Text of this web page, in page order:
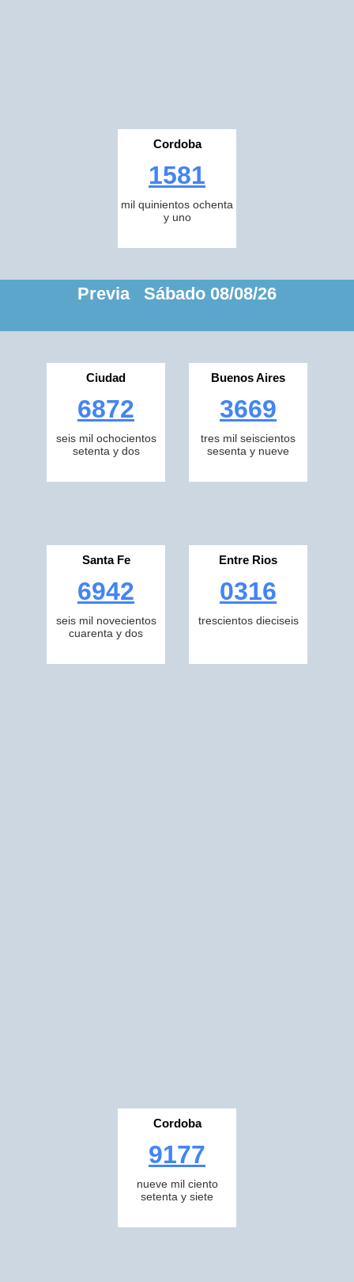
Cordoba
1581
mil quinientos ochenta
y uno
Previa Sábado 08/08/26
Ciudad
6872
seis mil ochocientos
setenta y dos
Buenos Aires
3669
tres mil seiscientos
sesenta y nueve
Santa Fe
6942
seis mil novecientos
cuarenta y dos
Entre Rios
0316
trescientos dieciseis
Cordoba
9177
nueve mil ciento
setenta y siete